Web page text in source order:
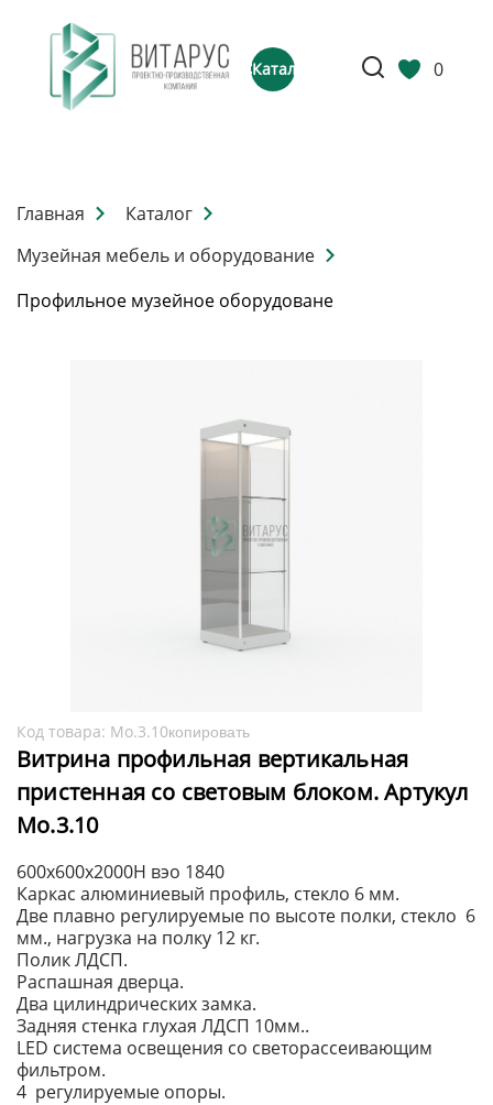
Каталог 0
Главная
Каталог
Музейная мебель и оборудование
Профильное музейное оборудоване
Код товара: Мо.3.10копировать
Витрина профильная вертикальная
пристенная со световым блоком. Артукул
Мо.3.10
Каркас алюминиевый профиль, стекло 6 мм.
Две плавно регулируемые по высоте полки, стекло 6
мм., нагрузка на полку 12 кг.
Полик ЛДСП.
Распашная дверца.
Два цилиндрических замка.
Задняя стенка глухая ЛДСП 10мм..
LED система освещения со светорассеивающим
фильтром.
4 регулируемые опоры.
600х600х2000H вэо 1840